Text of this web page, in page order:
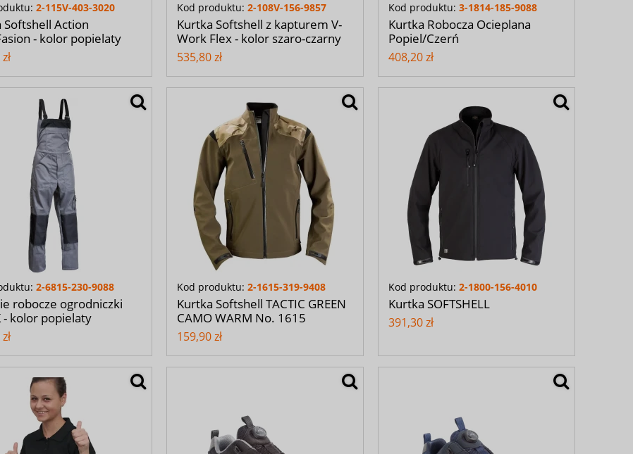
2-115V-403-3020
Softshell Action
- kolor popielaty
Kod produktu: 2-108V-156-9857
Kurtka Softshell z kapturem V-
Work Flex - kolor szaro-czarny
535,80 zł
Kod produktu: 3-1814-185-9088
Kurtka Robocza Ocieplana
Popiel/Czerń
408,20 zł
2-6815-230-9088
robocze ogrodniczki
- kolor popielaty
Kod produktu: 2-1615-319-9408
Kurtka Softshell TACTIC GREEN
CAMO WARM No. 1615
159,90 zł
Kod produktu: 2-1800-156-4010
Kurtka SOFTSHELL
391,30 zł